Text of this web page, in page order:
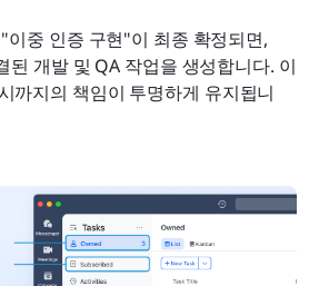
이중 인증 구현"이 최종 확정되면,
된 개발 및 QA 작업을 생성합니다. 이
까지의 책임이 투명하게 유지됩니